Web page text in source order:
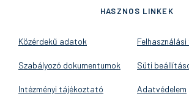
HASZNOS LINKEK
Közérdekű adatok
Szabályozó dokumentumok
Intézményi tájékoztató
Süti
Adatvédelem